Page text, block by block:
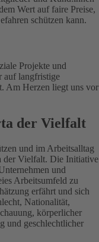
Wert auf faire Preise,
schützen kann.
Projekte und
auf langfristige
Am Herzen liegt uns vor
der Vielfalt
und im Arbeitsalltag
der Vielfalt. Die Initiative
und
Arbeitsumfeld zu
erfährt und sich
Nationalität,
körperlicher
und geschlechtlicher